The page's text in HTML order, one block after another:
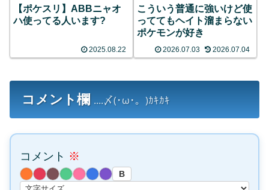
【ポケスリ】ABBニャオ
ハ使ってる人います?
2025.08.22
こういう普通に強いけど使
っててもヘイト溜まらない
ポケモンが好き
2026.07.03 2026.07.04
コメント欄 ....〆(･ω･。)ｶｷｶｷ
コメント ※
B